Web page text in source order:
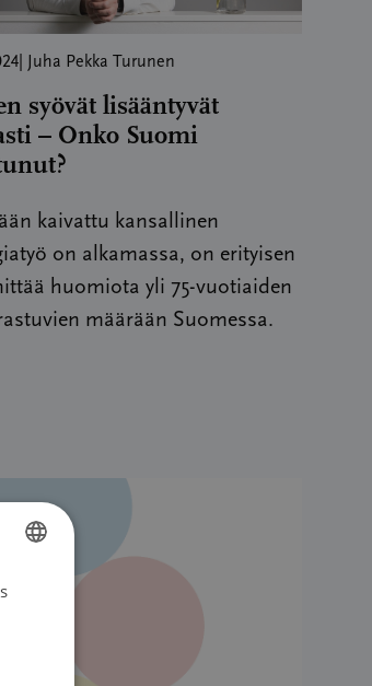
| Juha Pekka Turunen
syövät lisääntyvät
– Onko Suomi
kaivattu kansallinen
on alkamassa, on erityisen
huomiota yli 75-vuotiaiden
määrään Suomessa.